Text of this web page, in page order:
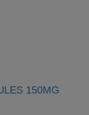
150MG